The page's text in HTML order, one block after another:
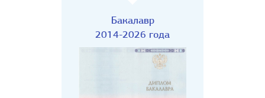
Бакалавр
2014-2026 года